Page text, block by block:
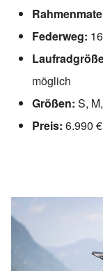
Federweg:
möglich
Größen: S,
Preis: 6.990 €